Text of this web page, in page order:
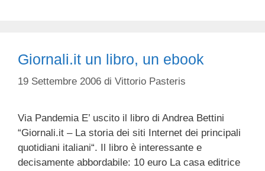
Giornali.it un libro, un ebook
19 Settembre 2006 di Vittorio Pasteris
Via Pandemia E’ uscito il libro di Andrea Bettini
“Giornali.it – La storia dei siti Internet dei principali
quotidiani italiani“. Il libro è interessante e
decisamente abbordabile: 10 euro La casa editrice